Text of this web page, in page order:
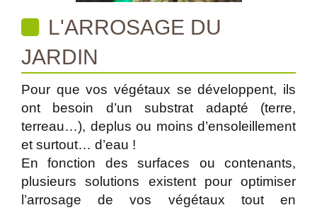
L'ARROSAGE DU
JARDIN
Pour que vos végétaux se développent, ils
ont besoin d’un substrat adapté (terre,
terreau…), deplus ou moins d’ensoleillement
et surtout… d’eau !
En fonction des surfaces ou contenants,
plusieurs solutions existent pour optimiser
l’arrosage de vos végétaux tout en